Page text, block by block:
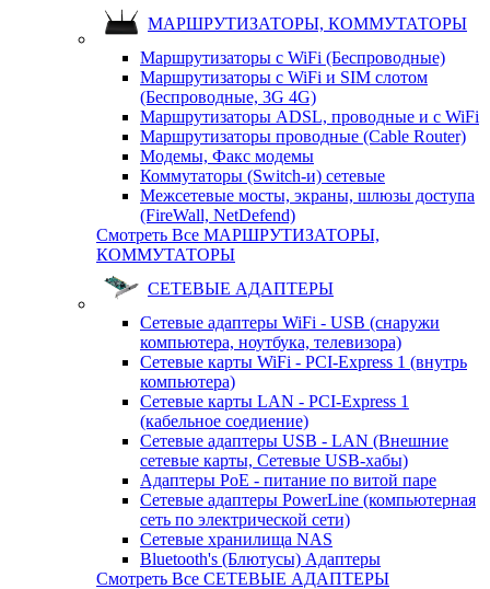
МАРШРУТИЗАТОРЫ, КОММУТАТОРЫ
Маршрутизаторы с WiFi (Беспроводные)
Маршрутизаторы с WiFi и SIM слотом
(Беспроводные, 3G 4G)
Маршрутизаторы ADSL, проводные и с WiFi
Маршрутизаторы проводные (Cable Router)
Модемы, Факс модемы
Коммутаторы (Switch-и) сетевые
Межсетевые мосты, экраны, шлюзы доступа
(FireWall, NetDefend)
Смотреть Все МАРШРУТИЗАТОРЫ,
КОММУТАТОРЫ
СЕТЕВЫЕ АДАПТЕРЫ
Сетевые адаптеры WiFi - USB (снаружи
компьютера, ноутбука, телевизора)
Сетевые карты WiFi - PCI-Express 1 (внутрь
компьютера)
Сетевые карты LAN - PCI-Express 1
(кабельное соедиение)
Сетевые адаптеры USB - LAN (Внешние
сетевые карты, Сетевые USB-хабы)
Адаптеры PoE - питание по витой паре
Сетевые адаптеры PowerLine (компьютерная
сеть по электрической сети)
Сетевые хранилища NAS
Bluetooth's (Блютусы) Адаптеры
Смотреть Все СЕТЕВЫЕ АДАПТЕРЫ